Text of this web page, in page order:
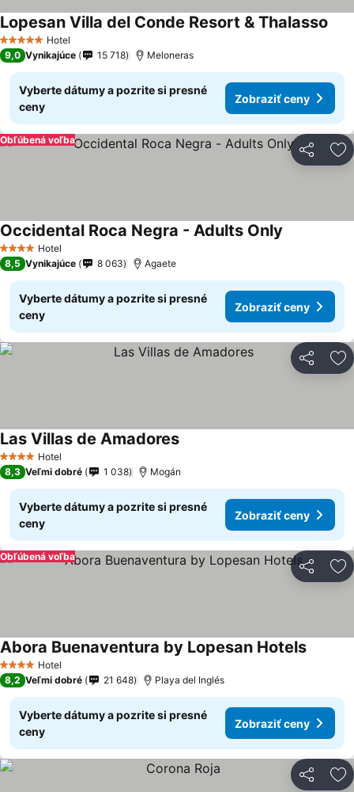
5 Počet hviezdičiek
Hotel
Lopesan Villa del Conde Resort & Thalasso
9,0 Vynikajúce 15 718 Meloneras
Vyberte dátumy a pozrite si presné
ceny
Zobraziť ceny
Zdieľať
Obľúbená voľba
4 Počet hviezdičiek
Hotel
Occidental Roca Negra - Adults Only
8,5 Vynikajúce 8 063 Agaete
Vyberte dátumy a pozrite si presné
ceny
Zobraziť ceny
Zdieľať
4 Počet hviezdičiek
Hotel
Las Villas de Amadores
8,3 Veľmi dobré 1 038 Mogán
Vyberte dátumy a pozrite si presné
ceny
Zobraziť ceny
Zdieľať
Obľúbená voľba
4 Počet hviezdičiek
Hotel
Abora Buenaventura by Lopesan Hotels
8,2 Veľmi dobré 21 648 Playa del Inglés
Vyberte dátumy a pozrite si presné
ceny
Zobraziť ceny
Zdieľať